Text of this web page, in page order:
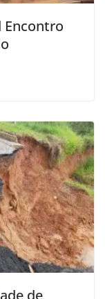
Encontro
de